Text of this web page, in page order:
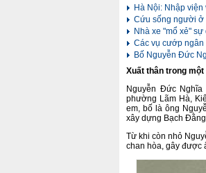
Hà Nội: Nhập
Cứu sống người ở
Nhà xe "mổ xẻ"
Các vụ cướp ngân
Bố Nguyễn Đức
Xuất thân trong một
Nguyễn Đức
phường Lãm Hà,
em, bố là ông
xây dựng Bạch
Từ khi còn nhỏ
chan hòa, gây được